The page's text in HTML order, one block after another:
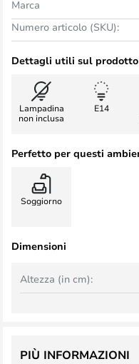
Marca
Numero articolo (SKU):
Dettagli utili sul prodotto
Lampadina
non inclusa
E14
Perfetto per questi
Soggiorno
Dimensioni
Altezza (in cm):
PIÙ INFORMAZIONI